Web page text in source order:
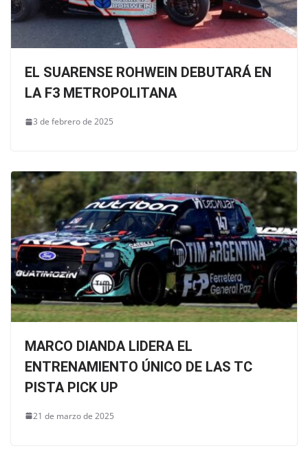
EL SUARENSE ROHWEIN DEBUTARÁ EN
LA F3 METROPOLITANA
3 de febrero de 2025
MARCO DIANDA LIDERA EL
ENTRENAMIENTO ÚNICO DE LAS TC
PISTA PICK UP
21 de marzo de 2025